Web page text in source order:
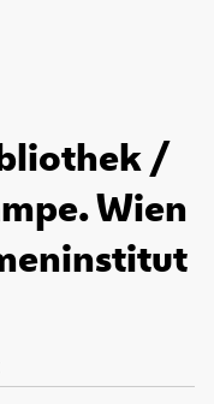
/
Wien